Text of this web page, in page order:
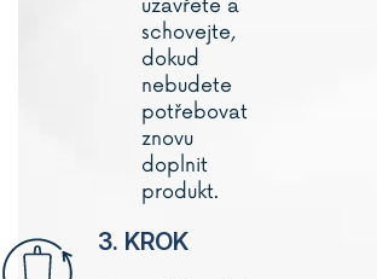
uzavřete a
schovejte,
dokud
nebudete
potřebovat
znovu
doplnit
produkt.
3. KROK